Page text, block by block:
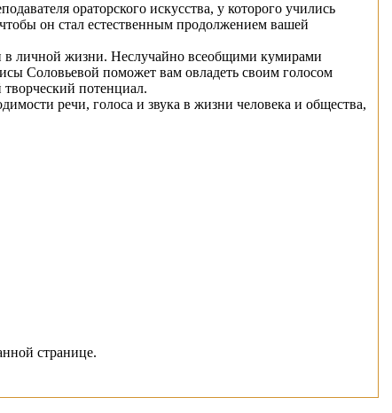
ораторского искусства, у которого учились
он стал естественным продолжением вашей
в личной жизни. Неслучайно всеобщими кумирами
Соловьевой поможет вам овладеть своим голосом
потенциал.
речи, голоса и звука в жизни человека и общества,
странице.